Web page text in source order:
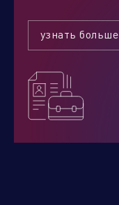
узнать больше